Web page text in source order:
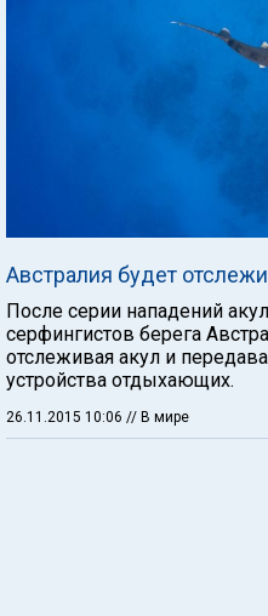
Австралия будет
После серии нападений
серфингистов берега
отслеживая акул и
устройства отдыхающих.
26.11.2015 10:06 // В мире